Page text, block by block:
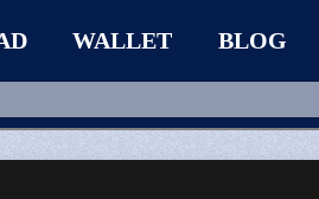
WALLET BLOG